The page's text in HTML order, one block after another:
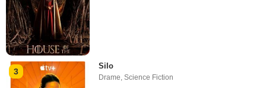
3
Silo
Drame,Science Fiction